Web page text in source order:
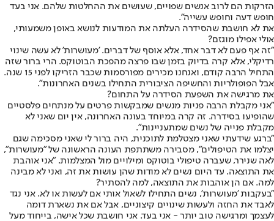
הזרקות הם לרוב אנשים שפויים, שעושים את ההחלטות שלהם. אני בעד
חופש דעה וחופש עשייה".
את לא חושבת שהסידרה העלתה את המודעות לנושא באופן משמעותי,
אולי אפילו מוגזם?
"זה אף פעם לא דבר אחד, אלא אוסף של דברים. 'מעושרות' לא עשה שינוי
רדיקלי, אלא קרה בדיוק בזמן שבו פרצה מהפכת הבוטוקס. הרי ברור שזה
התחיל הרבה קודם, ואנחנו מכירים מפורסמות שכבר הזריקו לפני 15 שנה.
אבל הפופולריות והחשיפה הציבורית התחילו בשנים האחרונות".
את מרגישה את השפעת הסידרה על התחום?
"אני מקבלת הרבה פניות מנשים שמבקשות פרטים על מנתחים פלסטיים
שהופיעו בסידרה. זה קרה במיוחד בעונה האחרונה, אין יום שאני לא
מקבלת פנייה של נשים שמתעניינות".
"ברגע שידעתי שאני מצטלמת לתוכנית, היה ברור לי שאני מסכימה שגם
יצלמו את הטיפולים", מסבירה משתתפת העונה הראשונה של "מעושרות",
לאה שנירר, שעברה טיפולי בוטוקס ומילויים מול המצלמות. "אני אוהבת
את התוצאה. עד היום נשים לא מודות שהן עושות את זה, ואני לא מבינה
למה. אם הן אוהבות את התוצאה, למה להסתיר?
"בעקבות 'מעושרות', נשים התחילו לשאול אותי אם לעשות או לא. אני נגד
לאבד את החזה ולעשות שינויים קיצוניים, אבל אם את נשארת דומה
לעצמך ומרגישה טוב יותר - אני בעד. אני חושבת שכל אישה, בייחוד מעל